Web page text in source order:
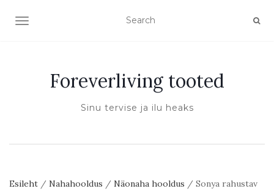
TOGGLE NAVIGATION
Foreverliving tooted
Sinu tervise ja ilu heaks
Esileht / Nahahooldus / Näonaha hooldus / Sonya rahustav